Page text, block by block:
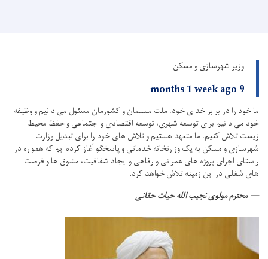
وزیر شهرسازی و مسکن
9 months 1 week ago
ما خود را در برابر خدای خود، ملت مسلمان و کشورمان مسئول می دانیم و وظیفه
خود می دانیم برای توسعه شهری، توسعه اقتصادی و اجتماعی و حفظ محیط
زیست تلاش کنیم. ما متعهد هستیم و تلاش های خود را برای تبدیل وزارت
شهرسازی و مسکن به یک وزارتخانه خدماتی و پاسخگو آغاز کرده ایم که همواره در
راستای اجرای پروژه های عمرانی و رفاهی و ایجاد شفافیت، مشوق ها و فرصت
های شغلی در این زمینه تلاش خواهد کرد.
محترم مولوی نجیب الله حیات حقانی